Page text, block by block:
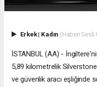
Erkek| Kadın (Haberi Sesli
İSTANBUL (AA) -
5,89 kilometrelik
ve güvenlik aracı eşliğinde